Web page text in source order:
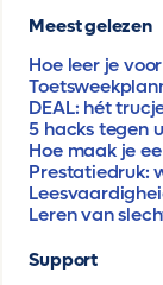
Meest gelezen
Hoe leer je
DEAL: hét
5 hacks tegen
Hoe maak je
Prestatiedruk:
Leren van
Support